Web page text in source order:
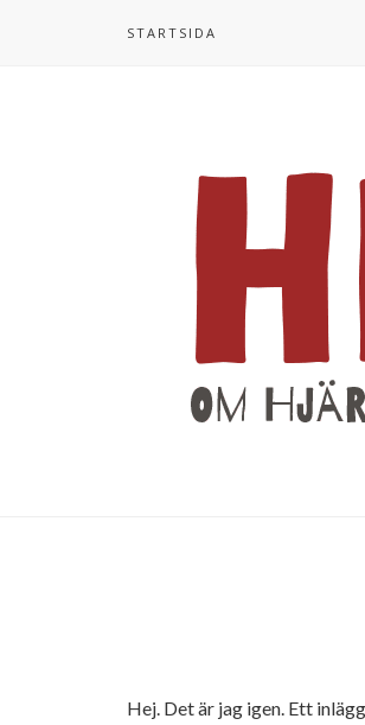
STARTSIDA
Hej. Det är jag igen. Ett